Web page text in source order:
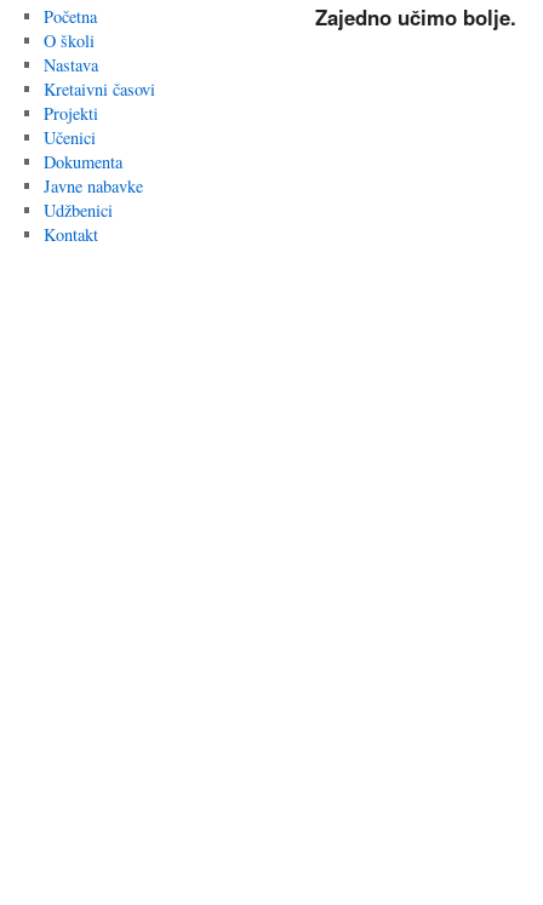
Početna
O školi
Nastava
Kretaivni časovi
Projekti
Učenici
Dokumenta
Javne nabavke
Udžbenici
Kontakt
Zajedno učimo bolje.